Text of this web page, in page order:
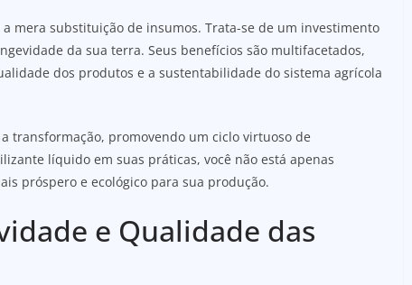
mera substituição de insumos. Trata-se de um investimento
da sua terra. Seus benefícios são multifacetados,
dos produtos e a sustentabilidade do sistema agrícola
transformação, promovendo um ciclo virtuoso de
líquido em suas práticas, você não está apenas
próspero e ecológico para sua produção.
e Qualidade das